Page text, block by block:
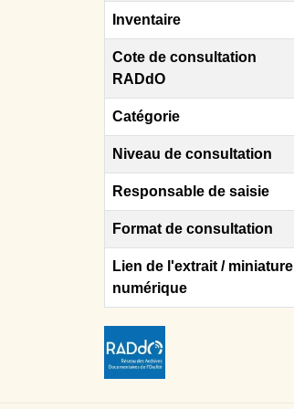
Inventaire
Cote de consultation
RADdO
Catégorie
Niveau de consultation
Responsable de saisie
Format de consultation
Lien de l'extrait / miniature
numérique